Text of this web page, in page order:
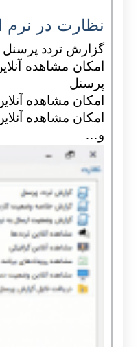
نظارت در نرم
گزارش تردد پرسنل
امکان مشاهده
پرسنل
امکان مشاهده
امکان مشاهده
و…